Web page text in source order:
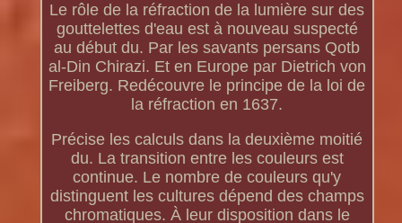
Le rôle de la réfraction de la lumière sur des
gouttelettes d'eau est à nouveau suspecté
au début du. Par les savants persans Qotb
al-Din Chirazi. Et en Europe par Dietrich von
Freiberg. Redécouvre le principe de la loi de
la réfraction en 1637.
Précise les calculs dans la deuxième moitié
du. La transition entre les couleurs est
continue. Le nombre de couleurs qu'y
distinguent les cultures dépend des champs
chromatiques. À leur disposition dans le